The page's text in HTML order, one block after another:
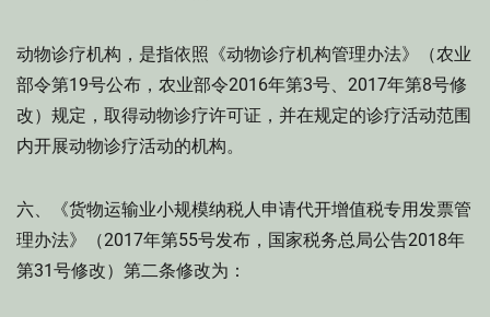
动物诊疗机构，是指依照《动物诊疗机构管理办法》（农业
部令第19号公布，农业部令2016年第3号、2017年第8号修
改）规定，取得动物诊疗许可证，并在规定的诊疗活动范围
内开展动物诊疗活动的机构。
六、《货物运输业小规模纳税人申请代开增值税专用发票管
理办法》（2017年第55号发布，国家税务总局公告2018年
第31号修改）第二条修改为：